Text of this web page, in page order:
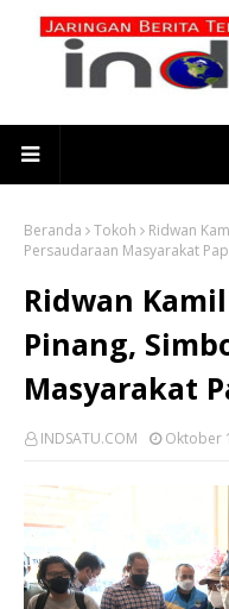
Beranda Tokoh
Ridwan
Persaudaraan Masyarakat
Ridwan
Pinang,
Masyarakat
INDSATU.COM Oktober